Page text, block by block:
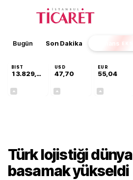
Bugün Son Dakika Finans
BIST
13.829,08
USD
47,70
EUR
55,04
Türk lojistiği
basamak yükseldi